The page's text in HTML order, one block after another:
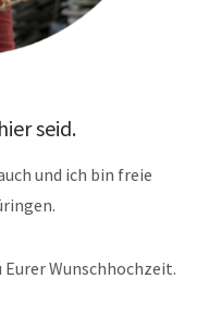
seid.
und ich bin freie
Eurer Wunschhochzeit.